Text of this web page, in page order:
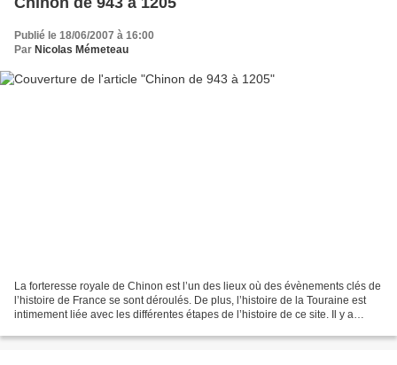
Publié le 18/06/2007 à 16:00
Par Nicolas Mémeteau
La forteresse royale de Chinon est l’un des lieux où des évènements clés de
l’histoire de France se sont déroulés. De plus, l’histoire de la Touraine est
intimement liée avec les différentes étapes de l’histoire de ce site. Il y a